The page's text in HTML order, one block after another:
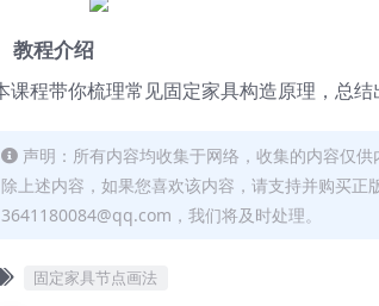
教程介绍
课程带你梳理常见固定家具构造原理，总
声明：所有内容均收集于网络，收集的内容仅
除上述内容，如果您喜欢该内容，请支持并购买
3641180084@qq.com，我们将及时处理。
固定家具节点画法